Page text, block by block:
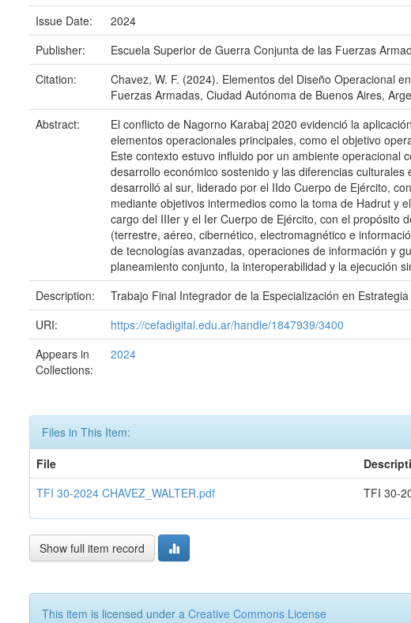
Issue Date:
2024
Publisher:
Escuela Superior de Guerra Conjunta de las Fuerzas
Citation:
Chavez, W. F. (2024). Elementos del Diseño Operacional
Fuerzas Armadas, Ciudad Autónoma de Buenos Aires,
Abstract:
El conflicto de Nagorno Karabaj 2020 evidenció la
elementos operacionales principales, como el objetivo
Este contexto estuvo influido por un ambiente
desarrollo económico sostenido y las diferencias
desarrolló al sur, liderado por el IIdo Cuerpo de Ejército,
mediante objetivos intermedios como la toma de Hadrut y
cargo del IIIer y el Ier Cuerpo de Ejército, con el propósito
(terrestre, aéreo, cibernético, electromagnético e
de tecnologías avanzadas, operaciones de información y
planeamiento conjunto, la interoperabilidad y la ejecución
Description:
Trabajo Final Integrador de la Especialización en
URI:
https://cefadigital.edu.ar/handle/1847939/3400
Appears in
Collections:
2024
Files in This Item:
File
TFI 30-2024 CHAVEZ_WALTER.pdf
TFI 30-
Show full item record
This item is licensed under a Creative Commons License